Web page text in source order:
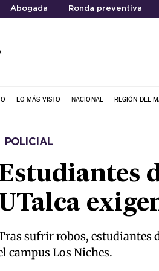
Abogada Ronda preventiva
LO MÁS VISTO NACIONAL REGIÓN DEL
POLICIAL
UTalca
sufrir robos, estudiantes
campus Los Niches.